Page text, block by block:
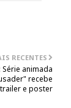
RECENTES
Série animada
recebe
e poster